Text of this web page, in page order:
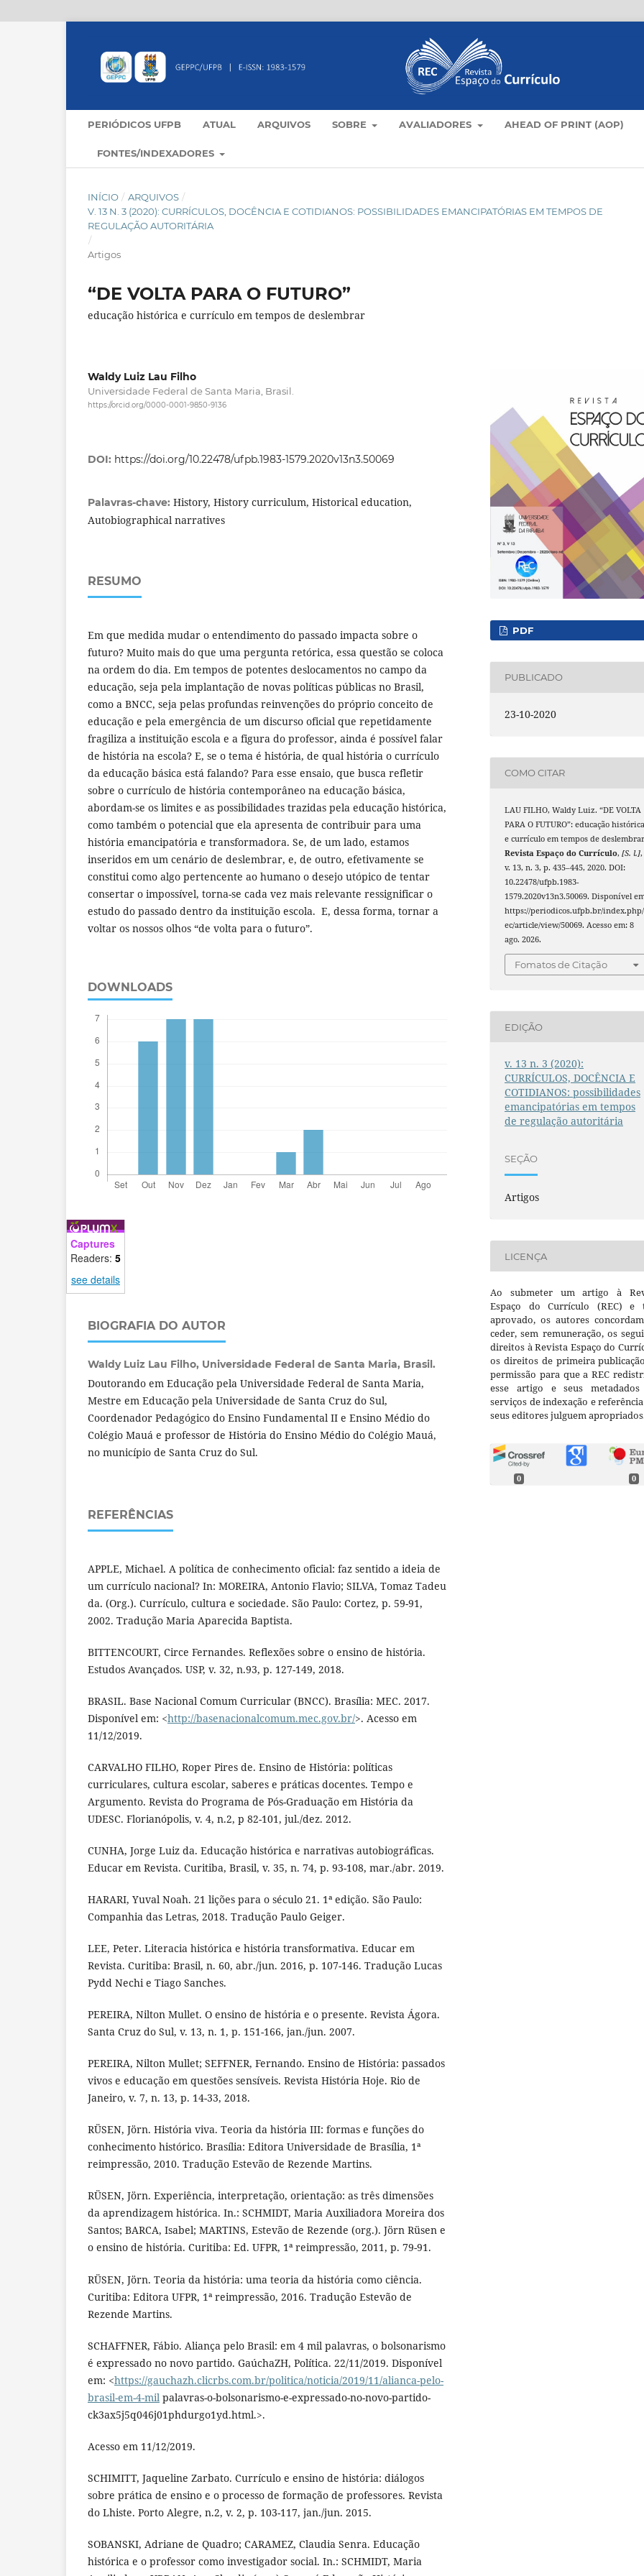
PERIÓDICOS UFPB ATUAL ARQUIVOS SOBRE AVALIADORES AHEAD OF PRINT (AOP)
FONTES/INDEXADORES
INÍCIO / ARQUIVOS /
V. 13 N. 3 (2020): CURRÍCULOS, DOCÊNCIA E COTIDIANOS: POSSIBILIDADES EMANCIPATÓRIAS EM TEMPOS DE
REGULAÇÃO AUTORITÁRIA
/
Artigos
“DE VOLTA PARA O FUTURO”
educação histórica e currículo em tempos de deslembrar
Waldy Luiz Lau Filho
Universidade Federal de Santa Maria, Brasil.
https://orcid.org/0000-0001-9850-9136
DOI: https://doi.org/10.22478/ufpb.1983-1579.2020v13n3.50069
Palavras-chave: History, History curriculum, Historical education,
Autobiographical narratives
RESUMO
Em que medida mudar o entendimento do passado impacta sobre o
futuro? Muito mais do que uma pergunta retórica, essa questão se coloca
na ordem do dia. Em tempos de potentes deslocamentos no campo da
educação, seja pela implantação de novas políticas públicas no Brasil,
como a BNCC, seja pelas profundas reinvenções do próprio conceito de
educação e pela emergência de um discurso oficial que repetidamente
fragiliza a instituição escola e a figura do professor, ainda é possível falar
de história na escola? E, se o tema é história, de qual história o currículo
da educação básica está falando? Para esse ensaio, que busca refletir
sobre o currículo de história contemporâneo na educação básica,
abordam-se os limites e as possibilidades trazidas pela educação histórica,
como também o potencial que ela apresenta de contribuir para uma
história emancipatória e transformadora. Se, de um lado, estamos
inseridos em um cenário de deslembrar, e, de outro, efetivamente se
constitui como algo pertencente ao humano o desejo utópico de tentar
consertar o impossível, torna-se cada vez mais relevante ressignificar o
estudo do passado dentro da instituição escola. E, dessa forma, tornar a
voltar os nossos olhos “de volta para o futuro”.
DOWNLOADS
Captures
Readers: 5
see details
BIOGRAFIA DO AUTOR
Waldy Luiz Lau Filho, Universidade Federal de Santa Maria, Brasil.
Doutorando em Educação pela Universidade Federal de Santa Maria,
Mestre em Educação pela Universidade de Santa Cruz do Sul,
Coordenador Pedagógico do Ensino Fundamental II e Ensino Médio do
Colégio Mauá e professor de História do Ensino Médio do Colégio Mauá,
no município de Santa Cruz do Sul.
REFERÊNCIAS
APPLE, Michael. A política de conhecimento oficial: faz sentido a ideia de
um currículo nacional? In: MOREIRA, Antonio Flavio; SILVA, Tomaz Tadeu
da. (Org.). Currículo, cultura e sociedade. São Paulo: Cortez, p. 59-91,
2002. Tradução Maria Aparecida Baptista.
BITTENCOURT, Circe Fernandes. Reflexões sobre o ensino de história.
Estudos Avançados. USP, v. 32, n.93, p. 127-149, 2018.
BRASIL. Base Nacional Comum Curricular (BNCC). Brasília: MEC. 2017.
Disponível em: <http://basenacionalcomum.mec.gov.br/>. Acesso em
11/12/2019.
CARVALHO FILHO, Roper Pires de. Ensino de História: políticas
curriculares, cultura escolar, saberes e práticas docentes. Tempo e
Argumento. Revista do Programa de Pós-Graduação em História da
UDESC. Florianópolis, v. 4, n.2, p 82-101, jul./dez. 2012.
CUNHA, Jorge Luiz da. Educação histórica e narrativas autobiográficas.
Educar em Revista. Curitiba, Brasil, v. 35, n. 74, p. 93-108, mar./abr. 2019.
HARARI, Yuval Noah. 21 lições para o século 21. 1ª edição. São Paulo:
Companhia das Letras, 2018. Tradução Paulo Geiger.
LEE, Peter. Literacia histórica e história transformativa. Educar em
Revista. Curitiba: Brasil, n. 60, abr./jun. 2016, p. 107-146. Tradução Lucas
Pydd Nechi e Tiago Sanches.
PEREIRA, Nilton Mullet. O ensino de história e o presente. Revista Ágora.
Santa Cruz do Sul, v. 13, n. 1, p. 151-166, jan./jun. 2007.
PEREIRA, Nilton Mullet; SEFFNER, Fernando. Ensino de História: passados
vivos e educação em questões sensíveis. Revista História Hoje. Rio de
Janeiro, v. 7, n. 13, p. 14-33, 2018.
RÜSEN, Jörn. História viva. Teoria da história III: formas e funções do
conhecimento histórico. Brasília: Editora Universidade de Brasília, 1ª
reimpressão, 2010. Tradução Estevão de Rezende Martins.
RÜSEN, Jörn. Experiência, interpretação, orientação: as três dimensões
da aprendizagem histórica. In.: SCHMIDT, Maria Auxiliadora Moreira dos
Santos; BARCA, Isabel; MARTINS, Estevão de Rezende (org.). Jörn Rüsen e
o ensino de história. Curitiba: Ed. UFPR, 1ª reimpressão, 2011, p. 79-91.
RÜSEN, Jörn. Teoria da história: uma teoria da história como ciência.
Curitiba: Editora UFPR, 1ª reimpressão, 2016. Tradução Estevão de
Rezende Martins.
SCHAFFNER, Fábio. Aliança pelo Brasil: em 4 mil palavras, o bolsonarismo
é expressado no novo partido. GaúchaZH, Política. 22/11/2019. Disponível
em: <https://gauchazh.clicrbs.com.br/politica/noticia/2019/11/alianca-pelo-
brasil-em-4-mil palavras-o-bolsonarismo-e-expressado-no-novo-partido-
ck3ax5j5q046j01phdurgo1yd.html.>.
Acesso em 11/12/2019.
SCHIMITT, Jaqueline Zarbato. Currículo e ensino de história: diálogos
sobre prática de ensino e o processo de formação de professores. Revista
do Lhiste. Porto Alegre, n.2, v. 2, p. 103-117, jan./jun. 2015.
SOBANSKI, Adriane de Quadro; CARAMEZ, Claudia Senra. Educação
histórica e o professor como investigador social. In.: SCHMIDT, Maria
PDF
PUBLICADO
23-10-2020
COMO CITAR
LAU FILHO, Waldy Luiz. “DE VOLTA
PARA O FUTURO”: educação histórica
e currículo em tempos de
Revista Espaço do Currículo,[S. l.],
v. 13, n. 3, p. 435–445, 2020. DOI:
10.22478/ufpb.1983-
1579.2020v13n3.50069. Disponível
https://periodicos.ufpb.br/
ec/article/view/50069. Acesso em: 8
ago. 2026.
Fomatos de Citação
EDIÇÃO
v. 13 n. 3 (2020):
CURRÍCULOS, DOCÊNCIA E
COTIDIANOS: possibilidades
emancipatórias em tempos
de regulação autoritária
SEÇÃO
Artigos
LICENÇA
Ao submeter um artigo à
Espaço do Currículo (REC) e
aprovado, os autores
ceder, sem remuneração, os
direitos à Revista Espaço do
os direitos de primeira
permissão para que a REC
esse artigo e seus metadados
serviços de indexação e
seus editores julguem
0 0